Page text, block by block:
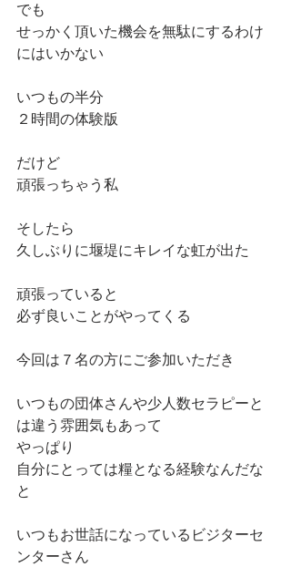
でも
せっかく頂いた機会を無駄にするわけ
にはいかない
いつもの半分
２時間の体験版
だけど
頑張っちゃう私
そしたら
久しぶりに堰堤にキレイな虹が出た
頑張っていると
必ず良いことがやってくる
今回は７名の方にご参加いただき
いつもの団体さんや少人数セラピーと
は違う雰囲気もあって
やっぱり
自分にとっては糧となる経験なんだな
と
いつもお世話になっているビジターセ
ンターさん